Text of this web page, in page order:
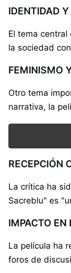
IDENTIDAD
El tema
la sociedad
FEMINISMO
Otro tema
narrativa, la
RECEPCIÓN
La crítica ha
Sacreblu" es
IMPACTO EN
La película ha
foros de